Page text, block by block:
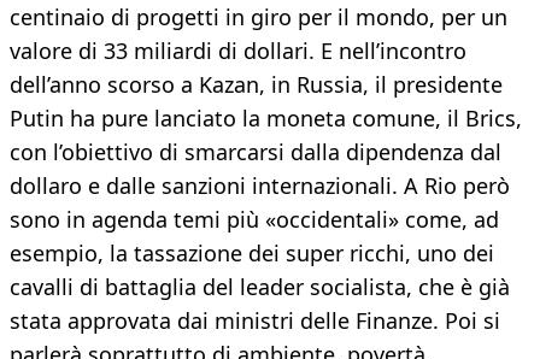
centinaio di progetti in giro per il mondo, per un
valore di 33 miliardi di dollari. E nell’incontro
dell’anno scorso a Kazan, in Russia, il presidente
Putin ha pure lanciato la moneta comune, il Brics,
con l’obiettivo di smarcarsi dalla dipendenza dal
dollaro e dalle sanzioni internazionali. A Rio però
sono in agenda temi più «occidentali» come, ad
esempio, la tassazione dei super ricchi, uno dei
cavalli di battaglia del leader socialista, che è già
stata approvata dai ministri delle Finanze. Poi si